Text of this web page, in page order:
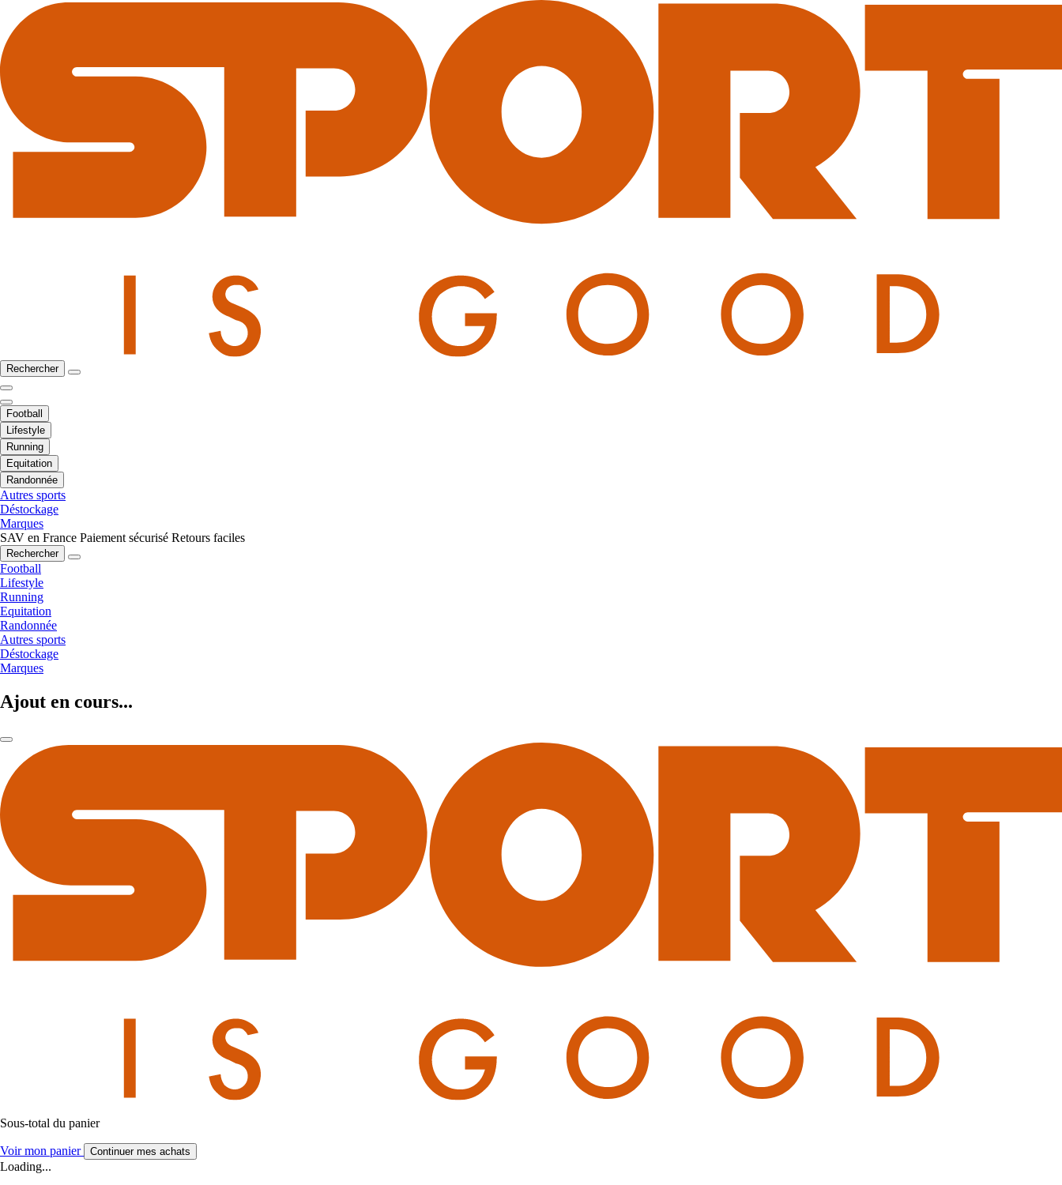
Rechercher
Football
Lifestyle
Running
Equitation
Randonnée
Autres sports
Déstockage
Marques
SAV en France Paiement sécurisé Retours faciles
Rechercher
Football
Lifestyle
Running
Equitation
Randonnée
Autres sports
Déstockage
Marques
Ajout en cours...
Sous-total du panier
Voir mon panier Continuer mes achats
Loading...